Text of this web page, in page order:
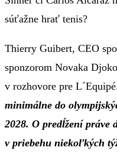
súťažne hrať tenis?
Thierry Guibert, CEO
sponzorom Novaka
v rozhovore pre
minimálne do
2028. O predĺžení práve
v priebehu niekoľkých